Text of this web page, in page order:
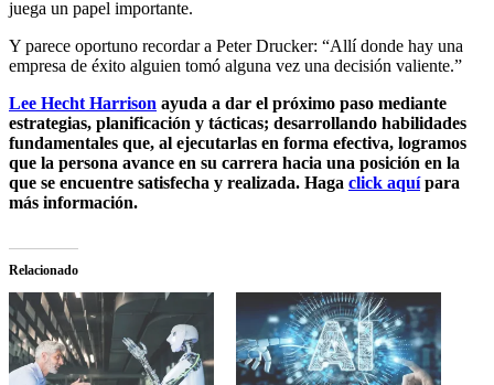
juega un papel importante.
Y parece oportuno recordar a Peter Drucker: “Allí donde hay una
empresa de éxito alguien tomó alguna vez una decisión valiente.”
Lee Hecht Harrison ayuda a dar el próximo paso mediante
estrategias, planificación y tácticas; desarrollando habilidades
fundamentales que, al ejecutarlas en forma efectiva, logramos
que la persona avance en su carrera hacia una posición en la
que se encuentre satisfecha y realizada. Haga click aquípara
más información.
Relacionado